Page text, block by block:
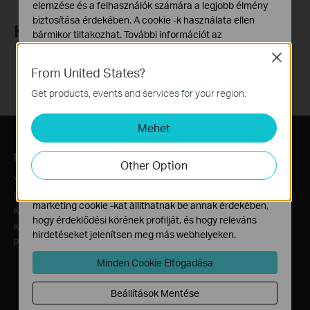
Követés
Rólunk
Vállalati profil
Rólunk
Kapcsolat
Karrier
Privacy Policy
Hírek
Blog
Disztribútorok
Webáruházak
Áruházak
Gold partnerek
Silver partnerek
Regisztrált partnerek
Omada Kompetenciaközpontok
VIGI Viszonteladók
From United States?
Get products, events and services for your region.
Mehet
Other Option
Close
elemzése és a felhasználók számára a legjobb élmény
biztosítása érdekében. A cookie -k használata ellen
bármikor tiltakozhat. További információt az
Alap Cookie-k
Ezek a cookie -k a webhely működéséhez szükségesek,
és nem tilthatók le a rendszereiben.
Marketing és Elemző Cookie-k
Az elemző cookie -k lehetővé teszik számunkra, hogy
elemezzük weboldalunkon végzett tevékenységeit, hogy
javítsuk és módosítsuk webhelyünk működését.
marketing cookie -kat állíthatnak be annak érdekében,
hogy érdeklődési körének profilját, és hogy releváns
hirdetéseket jelenítsen meg más webhelyeken.
Minden Cookie Elfogadása
Beállítások Mentése